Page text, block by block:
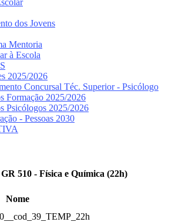
dos Jovens
Mentoria
à Escola
2025/2026
Concursal Téc. Superior - Psicólogo
Formação 2025/2026
Psicólogos 2025/2026
- Pessoas 2030
510 - Física e Química (22h)
Nome